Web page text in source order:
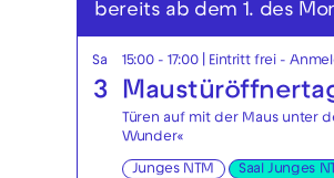
bereits ab dem 1. des
Sa
3
15:00 - 17:00| Eintritt frei -
Türen auf mit der Maus unter
Wunder«
Junges NTM Saal Junges